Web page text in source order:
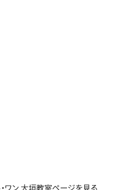
ワン 大垣教室ページを見る